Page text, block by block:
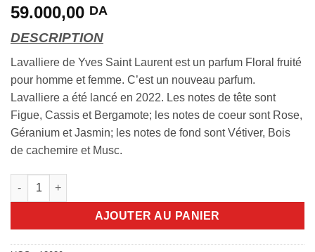
59.000,00 DA
DESCRIPTION
Lavalliere de Yves Saint Laurent est un parfum Floral fruité
pour homme et femme. C’est un nouveau parfum.
Lavalliere a été lancé en 2022. Les notes de tête sont
Figue, Cassis et Bergamote; les notes de coeur sont Rose,
Géranium et Jasmin; les notes de fond sont Vétiver, Bois
de cachemire et Musc.
quantité de Lavalliere Yves saint Laurent 125ml EDP
AJOUTER AU PANIER